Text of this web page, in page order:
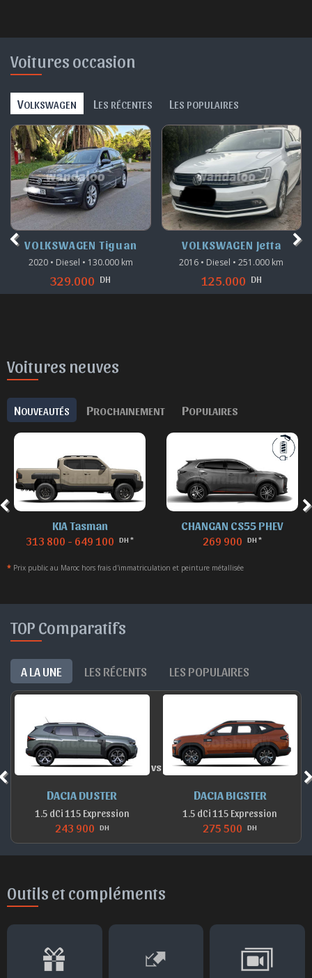
Voitures occasion
VOLKSWAGEN L ES RÉCENTES L ES POPULAIRES
VOLKSWAGEN Tiguan
2020 • Diesel • 130.000 km
329.000 DH
VOLKSWAGEN Jetta
2016 • Diesel • 251.000 km
125.000 DH
Voitures neuves
NOUVEAUTÉS PROCHAINEMENT POPULAIRES
KIA Tasman
313 800 - 649 100 DH *
CHANGAN CS55 PHEV
269 900 DH *
* Prix public au Maroc hors frais d'immatriculation et peinture métallisée
TOP Comparatifs
A LA UNE LES RÉCENTS LES POPULAIRES
DACIA DUSTER
1.5 dCi 115 Expression
243 900 DH
vs
DACIA BIGSTER
1.5 dCi 115 Expression
275 500 DH
Outils et compléments